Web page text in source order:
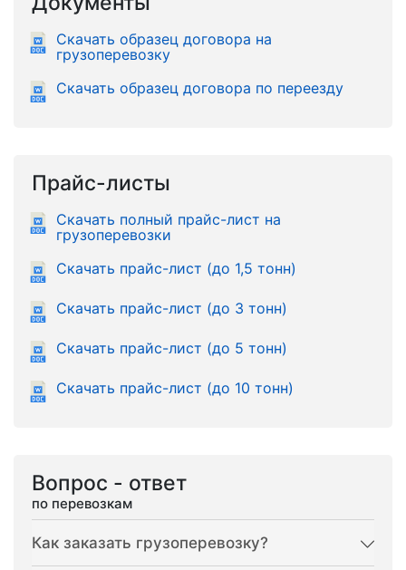
Скачать образец договора на
грузоперевозку
Скачать образец договора по переезду
Прайс-листы
Скачать полный прайс-лист на
грузоперевозки
Скачать прайс-лист (до 1,5 тонн)
Скачать прайс-лист (до 3 тонн)
Скачать прайс-лист (до 5 тонн)
Скачать прайс-лист (до 10 тонн)
Вопрос - ответ
по перевозкам
Как заказать грузоперевозку?